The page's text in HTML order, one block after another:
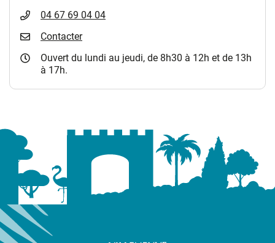
04 67 69 04 04
Contacter
Ouvert du lundi au jeudi, de 8h30 à 12h et de 13h
à 17h.